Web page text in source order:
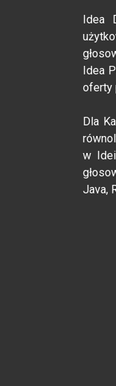
Idea
Idea
oferty
Dla
w
Java,